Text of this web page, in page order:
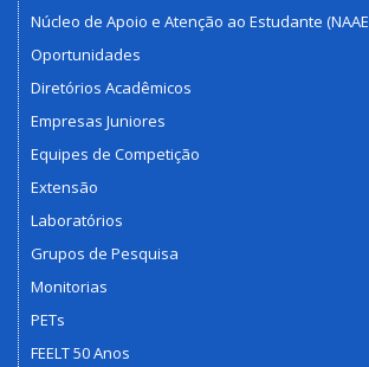
Núcleo de Apoio e Atenção ao Estudante
Oportunidades
Diretórios Acadêmicos
Empresas Juniores
Equipes de Competição
Extensão
Laboratórios
Grupos de Pesquisa
Monitorias
PETs
FEELT 50 Anos